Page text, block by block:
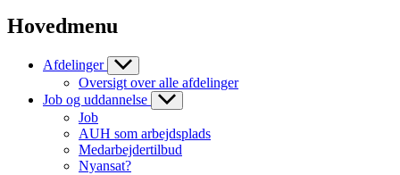
Hovedmenu
Afdelinger
Oversigt over alle afdelinger
Job og uddannelse
Job
AUH som arbejdsplads
Medarbejdertilbud
Nyansat?